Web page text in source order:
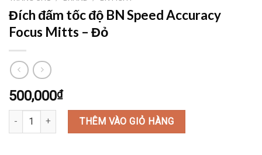
Đích đấm tốc độ BN Speed Accuracy
Focus Mitts – Đỏ
500,000₫
Đích đấm tốc độ BN Speed Accuracy Focus Mitts - Đỏ số lượng
THÊM VÀO GIỎ HÀNG